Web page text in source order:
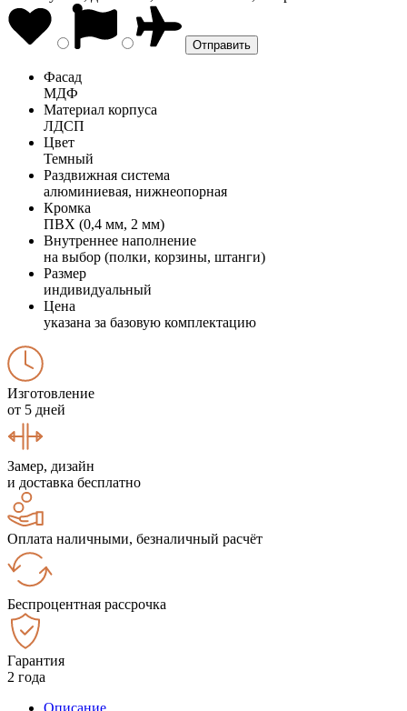
Фасад
МДФ
Материал корпуса
ЛДСП
Цвет
Темный
Раздвижная система
алюминиевая, нижнеопорная
Кромка
ПВХ (0,4 мм, 2 мм)
Внутреннее наполнение
на выбор (полки, корзины, штанги)
Размер
индивидуальный
Цена
указана за базовую комплектацию
Изготовление
от 5 дней
Замер, дизайн
и доставка бесплатно
Оплата наличными, безналичный расчёт
Беспроцентная рассрочка
Гарантия
2 года
Описание